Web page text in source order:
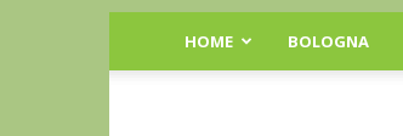
HOME BOLOGNA